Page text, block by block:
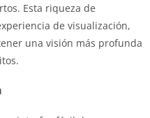
Esta riqueza de
de visualización,
una visión más profunda